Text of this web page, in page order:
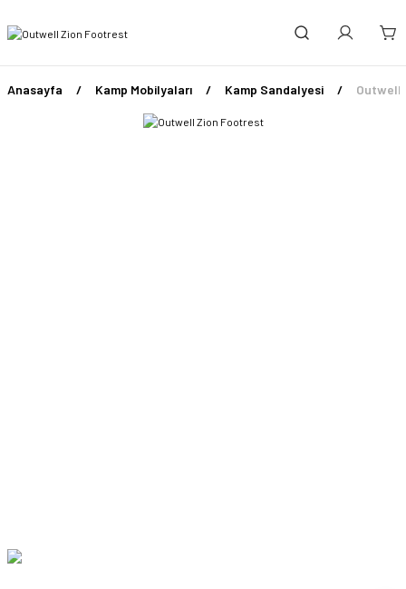
Anasayfa Kamp Mobilyaları Kamp Sandalyesi Outwell